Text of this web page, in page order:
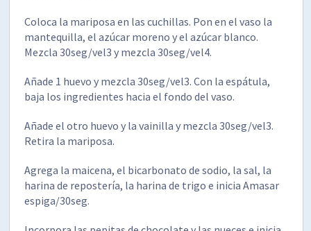
Coloca la mariposa en las cuchillas. Pon en el vaso la
mantequilla, el azúcar moreno y el azúcar blanco.
Mezcla 30seg/vel3 y mezcla 30seg/vel4.
Añade 1 huevo y mezcla 30seg/vel3. Con la espátula,
baja los ingredientes hacia el fondo del vaso.
Añade el otro huevo y la vainilla y mezcla 30seg/vel3.
Retira la mariposa.
Agrega la maicena, el bicarbonato de sodio, la sal, la
harina de repostería, la harina de trigo e inicia Amasar
espiga/30seg.